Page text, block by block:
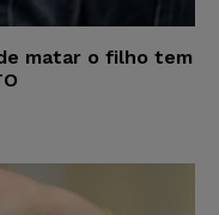
matar o filho tem